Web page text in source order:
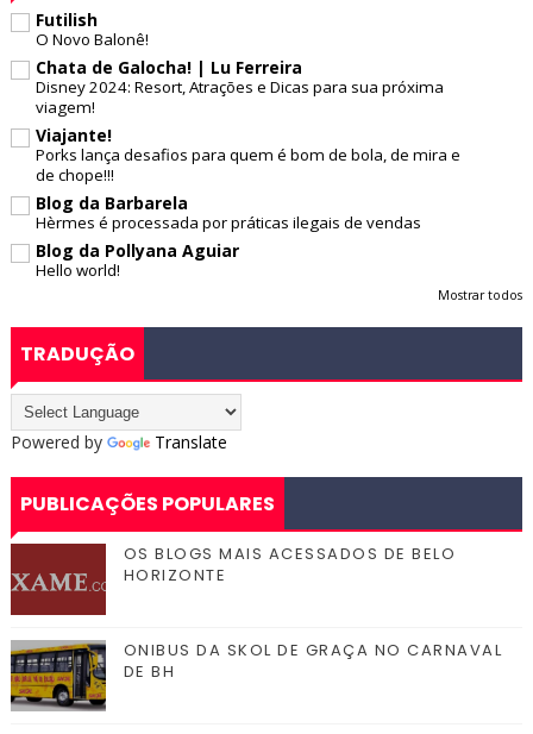
Futilish
O Novo Balonê!
Chata de Galocha! | Lu Ferreira
Disney 2024: Resort, Atrações e Dicas para sua próxima
viagem!
Viajante!
Porks lança desafios para quem é bom de bola, de mira e
de chope!!!
Blog da Barbarela
Hèrmes é processada por práticas ilegais de vendas
Blog da Pollyana Aguiar
Hello world!
Mostrar todos
TRADUÇÃO
Powered by Translate
PUBLICAÇÕES POPULARES
OS BLOGS MAIS ACESSADOS DE BELO
HORIZONTE
ONIBUS DA SKOL DE GRAÇA NO CARNAVAL
DE BH